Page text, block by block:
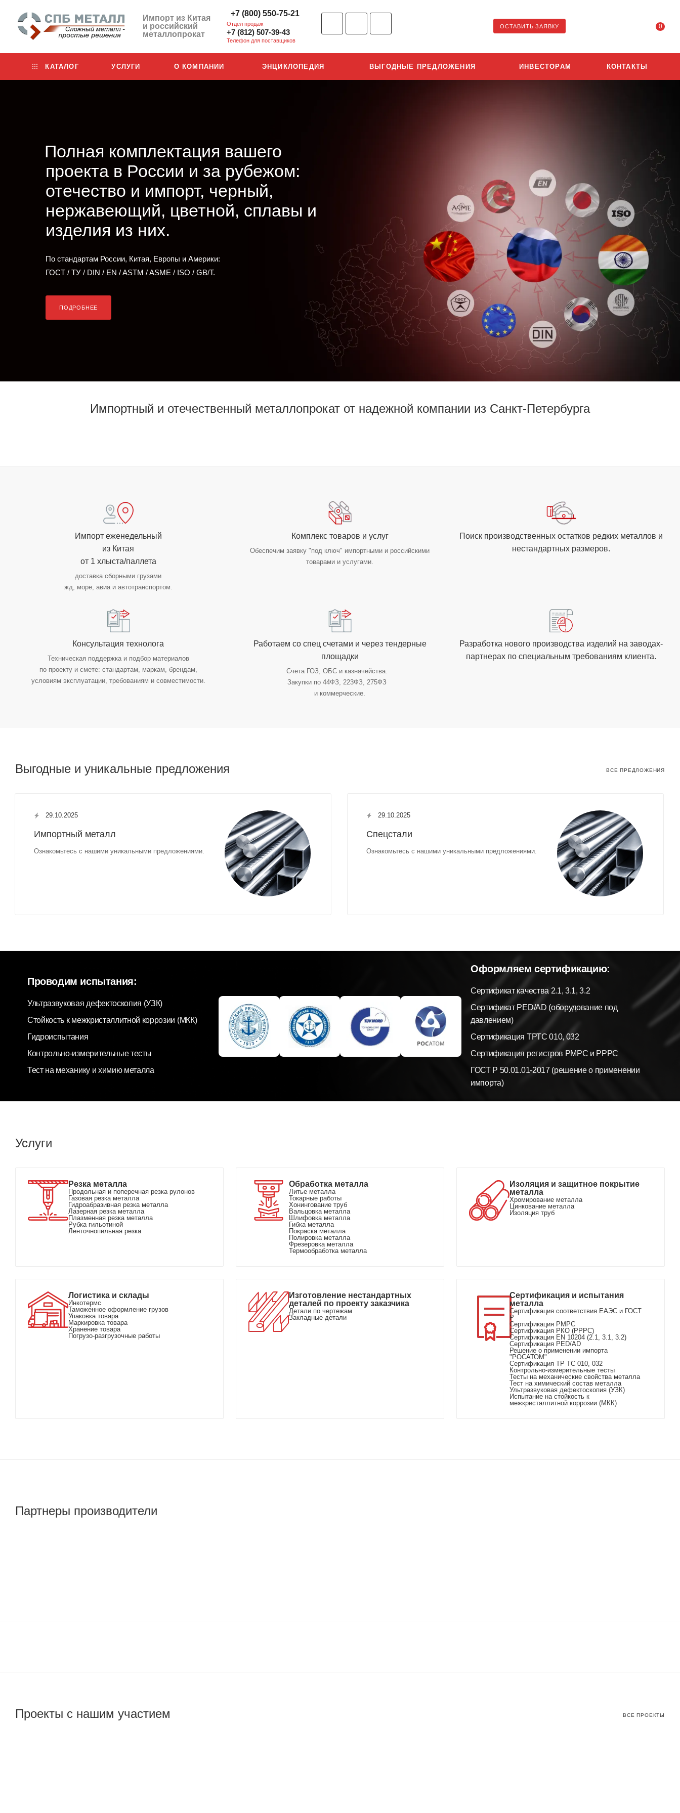
Импорт из Китая
и российский
металлопрокат
+7 (800) 550-75-21
Отдел продаж
+7 (812) 507-39-43
Телефон для поставщиков
ОСТАВИТЬ ЗАЯВКУ 0
КАТАЛОГ УСЛУГИ О КОМПАНИИ ЭНЦИКЛОПЕДИЯ ВЫГОДНЫЕ ПРЕДЛОЖЕНИЯ ИНВЕСТОРАМ КОНТАКТЫ
Полная комплектация вашего
проекта в России и за рубежом:
отечество и импорт, черный,
нержавеющий, цветной, сплавы и
изделия из них.
По стандартам России, Китая, Европы и Америки:
ГОСТ / ТУ / DIN / EN / ASTM / ASME / ISO / GB/T.
ПОДРОБНЕЕ
Импортный и отечественный металлопрокат от надежной компании из Санкт-Петербурга
Импорт еженедельный
из Китая
от 1 хлыста/паллета
доставка сборными грузами
жд, море, авиа и автотранспортом.
Комплекс товаров и услуг
Обеспечим заявку "под ключ" импортными и российскими
товарами и услугами.
Поиск производственных остатков редких металлов и
нестандартных размеров.
Консультация технолога
Техническая поддержка и подбор материалов
по проекту и смете: стандартам, маркам, брендам,
условиям эксплуатации, требованиям и совместимости.
Работаем со спец счетами и через тендерные
площадки
Счета ГОЗ, ОБС и казначейства.
Закупки по 44ФЗ, 223ФЗ, 275ФЗ
и коммерческие.
Разработка нового производства изделий на заводах-
партнерах по специальным требованиям клиента.
Выгодные и уникальные предложения ВСЕ ПРЕДЛОЖЕНИЯ
29.10.2025
Импортный металл
Ознакомьтесь с нашими уникальными предложениями.
29.10.2025
Спецстали
Ознакомьтесь с нашими уникальными предложениями.
Проводим испытания:
Ультразвуковая дефектоскопия (УЗК)
Стойкость к межкристаллитной коррозии (МКК)
Гидроиспытания
Контрольно-измерительные тесты
Тест на механику и химию металла
Оформляем сертификацию:
Сертификат качества 2.1, 3.1, 3.2
Сертификат PED/AD (оборудование под
давлением)
Сертификация ТРТС 010, 032
Сертификация регистров РМРС и РРРС
ГОСТ Р 50.01.01-2017 (решение о применении
импорта)
Услуги
Резка металла
Продольная и поперечная резка рулонов
Газовая резка металла
Гидроабразивная резка металла
Лазерная резка металла
Плазменная резка металла
Рубка гильотиной
Ленточнопильная резка
Обработка металла
Литье металла
Токарные работы
Хонингование труб
Вальцовка металла
Шлифовка металла
Гибка металла
Покраска металла
Полировка металла
Фрезеровка металла
Термообработка металла
Изоляция и защитное покрытие
металла
Хромирование металла
Цинкование металла
Изоляция труб
Логистика и склады
Инкотермс
Таможенное оформление грузов
Упаковка товара
Маркировка товара
Хранение товара
Погрузо-разгрузочные работы
Изготовление нестандартных
деталей по проекту заказчика
Детали по чертежам
Закладные детали
Сертификация и испытания
металла
Сертификация соответствия ЕАЭС и ГОСТ
Р
Сертификация РМРС
Сертификация РКО (РРРС)
Cертификация EN 10204 (2.1, 3.1, 3.2)
Cертификация PED/AD
Решение о применении импорта
"РОСАТОМ"
Сертификация ТР ТС 010, 032
Контрольно-измерительные тесты
Тесты на механические свойства металла
Тест на химический состав металла
Ультразвуковая дефектоскопия (УЗК)
Испытание на стойкость к
межкристаллитной коррозии (МКК)
Партнеры производители
Проекты с нашим участием ВСЕ ПРОЕКТЫ